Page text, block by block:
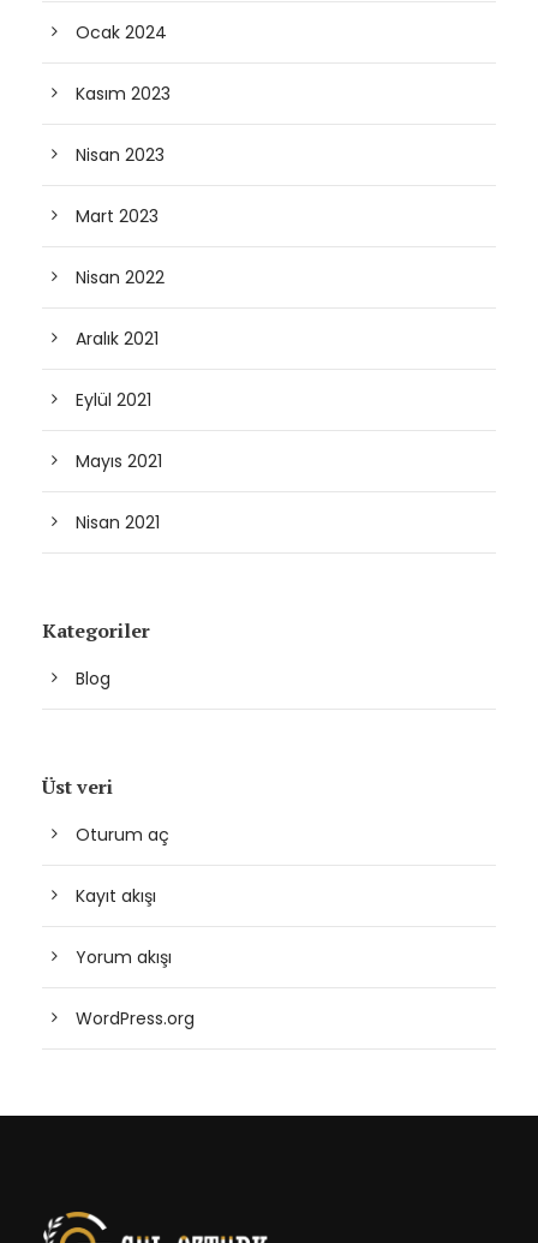
Ocak 2024
Kasım 2023
Nisan 2023
Mart 2023
Nisan 2022
Aralık 2021
Eylül 2021
Mayıs 2021
Nisan 2021
Kategoriler
Blog
Üst veri
Oturum aç
Kayıt akışı
Yorum akışı
WordPress.org